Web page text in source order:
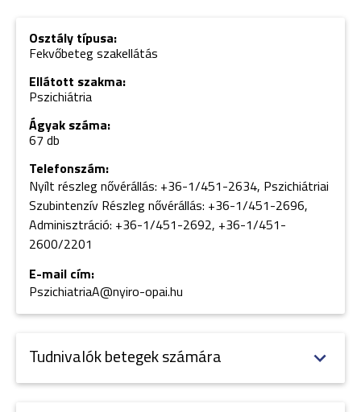
Osztály típusa:
Fekvőbeteg szakellátás
Ellátott szakma:
Pszichiátria
Ágyak száma:
67 db
Telefonszám:
Nyílt részleg nővérállás: +36-1/451-2634, Pszichiátriai
Szubintenzív Részleg nővérállás: +36-1/451-2696,
Adminisztráció: +36-1/451-2692, +36-1/451-
2600/2201
E-mail cím:
PszichiatriaA@nyiro-opai.hu
Tudnivalók betegek számára